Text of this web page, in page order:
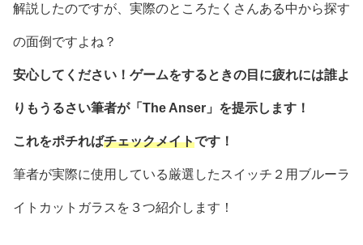
解説したのですが、実際のところたくさんある中から探す
の面倒ですよね？
安心してください！ゲームをするときの目に疲れには誰よ
りもうるさい筆者が「The Anser」を提示します！
これをポチればチェックメイトです！
筆者が実際に使用している厳選したスイッチ２用ブルーラ
イトカットガラスを３つ紹介します！